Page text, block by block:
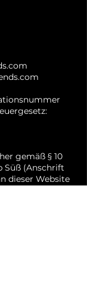
gemäß § 10
Süß (Anschrift
dieser Website